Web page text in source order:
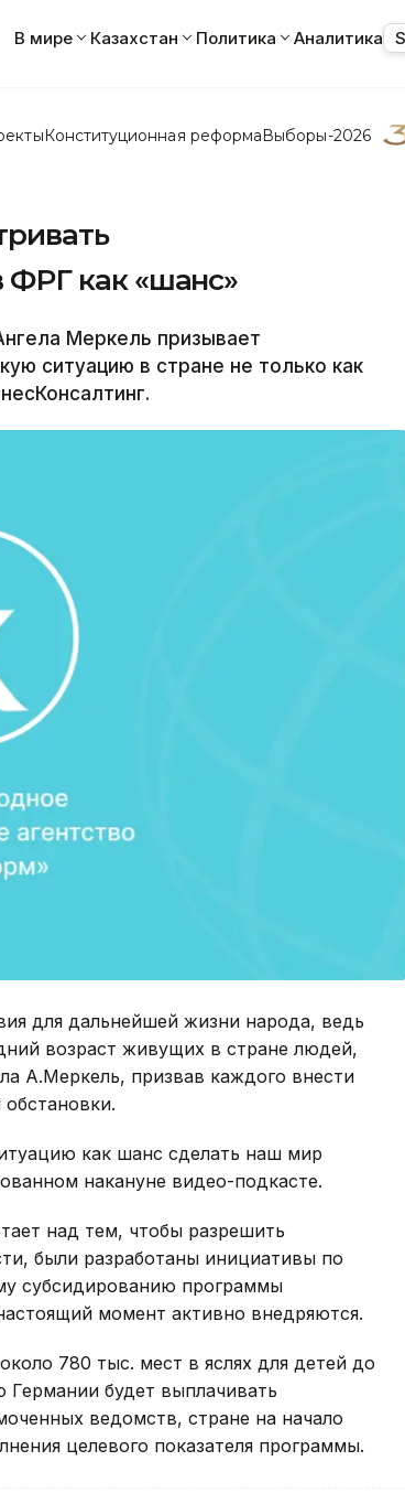
В мире Казахстан Политика Аналитика
Конституционная реформаВыборы-2026
как «шанс»
Меркель призывает
ситуацию в стране не только как
для дальнейшей жизни народа, ведь
возраст живущих в стране людей,
А.Меркель, призвав каждого внести
как шанс сделать наш мир
накануне видео-подкасте.
над тем, чтобы разрешить
были разработаны инициативы по
субсидированию программы
момент активно внедряются.
780 тыс. мест в яслях для детей до
Германии будет выплачивать
ведомств, стране на начало
целевого показателя программы.